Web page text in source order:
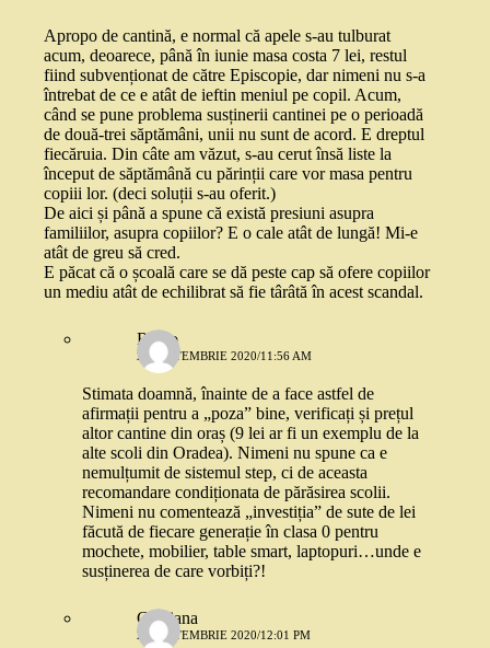
Apropo de cantină, e normal că apele s-au tulburat
acum, deoarece, până în iunie masa costa 7 lei, restul
fiind subvenționat de către Episcopie, dar nimeni nu s-a
întrebat de ce e atât de ieftin meniul pe copil. Acum,
când se pune problema susținerii cantinei pe o perioadă
de două-trei săptămâni, unii nu sunt de acord. E dreptul
fiecăruia. Din câte am văzut, s-au cerut însă liste la
început de săptămână cu părinții care vor masa pentru
copiii lor. (deci soluții s-au oferit.)
De aici și până a spune că există presiuni asupra
familiilor, asupra copiilor? E o cale atât de lungă! Mi-e
atât de greu să cred.
E păcat că o școală care se dă peste cap să ofere copiilor
un mediu atât de echilibrat să fie târâtă în acest scandal.
Ramo
22 SEPTEMBRIE 2020/11:56 AM
Stimata doamnă, înainte de a face astfel de
afirmații pentru a „poza” bine, verificați și prețul
altor cantine din oraș (9 lei ar fi un exemplu de la
alte scoli din Oradea). Nimeni nu spune ca e
nemulțumit de sistemul step, ci de aceasta
recomandare condiționata de părăsirea scolii.
Nimeni nu comentează „investiția” de sute de lei
făcută de fiecare generație în clasa 0 pentru
mochete, mobilier, table smart, laptopuri…unde e
susținerea de care vorbiți?!
Cristiana
22 SEPTEMBRIE 2020/12:01 PM